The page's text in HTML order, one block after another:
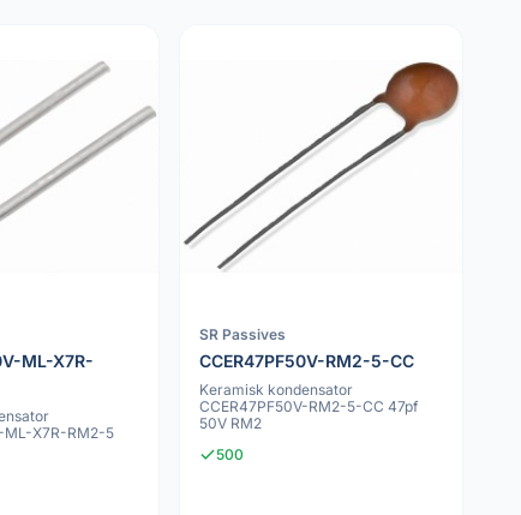
ML-X7R-
ML-X7R-RM2-5
SR Passives
CCER47PF50V-RM2-5-CC
Keramisk kondensator
CCER47PF50V-RM2-5-CC 47pf
50V RM2
500